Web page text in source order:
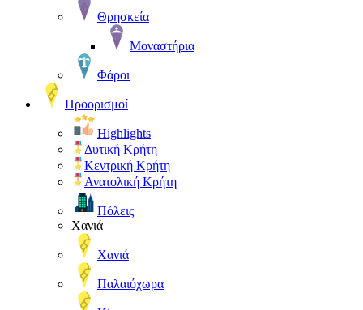
Θρησκεία
Μοναστήρια
Φάροι
Προορισμοί
Highlights
Δυτική Κρήτη
Κεντρική Κρήτη
Ανατολική Κρήτη
Πόλεις
Χανιά
Χανιά
Παλαιόχωρα